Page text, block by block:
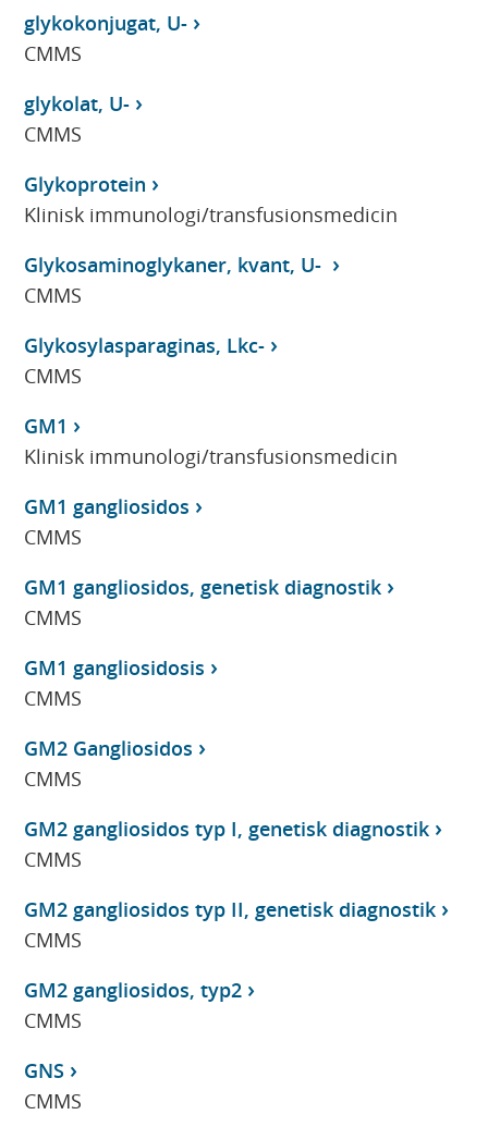
glykokonjugat, U-
CMMS
glykolat, U-
CMMS
Glykoprotein
Klinisk immunologi/transfusionsmedicin
Glykosaminoglykaner, kvant, U-
CMMS
Glykosylasparaginas, Lkc-
CMMS
GM1
Klinisk immunologi/transfusionsmedicin
GM1 gangliosidos
CMMS
GM1 gangliosidos, genetisk diagnostik
CMMS
GM1 gangliosidosis
CMMS
GM2 Gangliosidos
CMMS
GM2 gangliosidos typ I, genetisk diagnostik
CMMS
GM2 gangliosidos typ II, genetisk diagnostik
CMMS
GM2 gangliosidos, typ2
CMMS
GNS
CMMS